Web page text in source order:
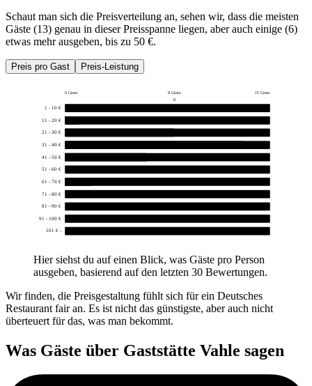
Schaut man sich die Preisverteilung an, sehen wir, dass die meisten
Gäste (13) genau in dieser Preisspanne liegen, aber auch einige (6)
etwas mehr ausgeben, bis zu 50 €.
Preis pro Gast Preis-Leistung
0 Gäste 8 Gäste
15 Gäste
8
1 - 10 €
11 - 20 €
21 - 30 €
31 - 40 €
41 - 50 €
51 - 60 €
61 - 70 €
71 - 80 €
81 - 90 €
91 - 100 €
101 € -
Hier siehst du auf einen Blick, was Gäste pro Person
ausgeben, basierend auf den letzten 30 Bewertungen.
Wir finden, die Preisgestaltung fühlt sich für ein Deutsches
Restaurant fair an. Es ist nicht das günstigste, aber auch nicht
überteuert für das, was man bekommt.
Was Gäste über Gaststätte Vahle sagen